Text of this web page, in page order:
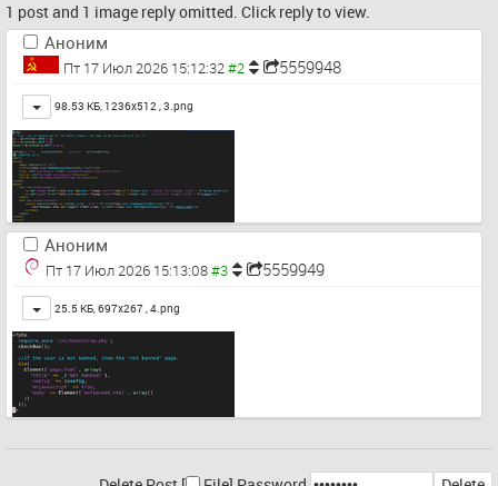
1 post and 1 image reply omitted. Click reply to view.
Аноним
Пт 17 Июл 2026 15:12:32 5559948
Toggle
98.53 КБ, 1236x512 ,3.png
Аноним
Пт 17 Июл 2026 15:13:08 5559949
Toggle
25.5 КБ, 697x267 , 4.png